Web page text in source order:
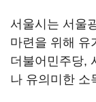
서울시는 서울
마련을 위해 유
더불어민주당,
나 유의미한 소